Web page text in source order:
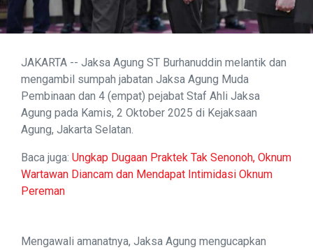
JAKARTA -- Jaksa Agung ST Burhanuddin melantik dan
mengambil sumpah jabatan Jaksa Agung Muda
Pembinaan dan 4 (empat) pejabat Staf Ahli Jaksa
Agung pada Kamis, 2 Oktober 2025 di Kejaksaan
Agung, Jakarta Selatan.
Baca juga: Ungkap Dugaan Praktek Tak Senonoh, Oknum
Wartawan Diancam dan Mendapat Intimidasi Oknum
Pereman
Mengawali amanatnya, Jaksa Agung mengucapkan